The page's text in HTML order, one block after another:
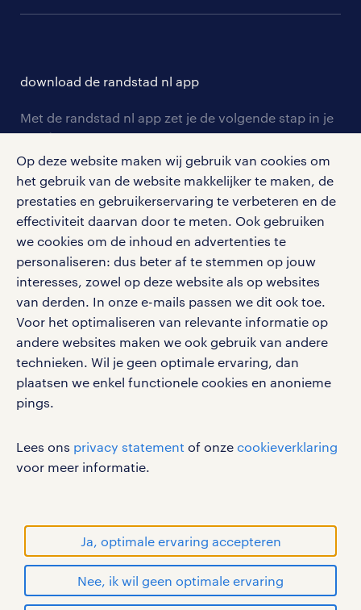
Op deze website maken wij gebruik van cookies om
het gebruik van de website makkelijker te maken, de
prestaties en gebruikerservaring te verbeteren en de
effectiviteit daarvan door te meten. Ook gebruiken
we cookies om de inhoud en advertenties te
personaliseren: dus beter af te stemmen op jouw
interesses, zowel op deze website als op websites
van derden. In onze e-mails passen we dit ook toe.
Voor het optimaliseren van relevante informatie op
andere websites maken we ook gebruik van andere
technieken. Wil je geen optimale ervaring, dan
plaatsen we enkel functionele cookies en anonieme
pings.
Lees ons privacy statement of onze cookieverklaring
voor meer informatie.
Ja, optimale ervaring accepteren
Nee, ik wil geen optimale ervaring
branches
tarieven
personeel gezocht
solliciteren
blogs en artikelen
salarischecker
bruto-netto calculator
onze vestigingen
pers
klachten en misstanden
download de randstad nl app
Met de randstad nl app zet je de volgende stap in je
carrière. Bekijk je rooster of salaris, zoek vacatures
en ontvang berichten van je intercedent.
Eenvoudig, snel en overal.
apple app store
google play store
social media
Volg ons voor de leukste content omtrent
vacatures, solliciteren en inspiratie.
werken bij randstad
disclaimer